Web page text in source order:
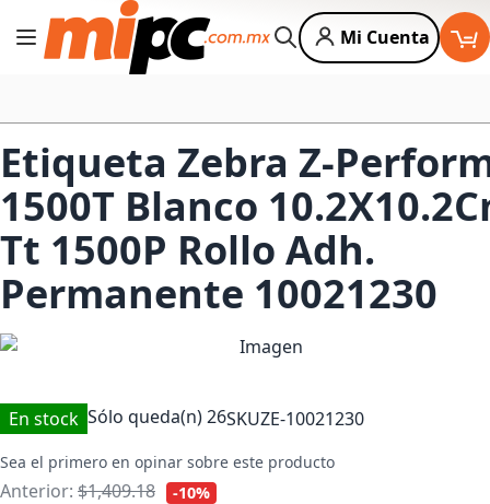
Cambiar Nav
Buscar
Mi Cuenta
Etiqueta Zebra Z-
1500T Blanco
Tt 1500P Rollo Adh.
Permanente 10021230
En stock Sólo queda(n)26SKUZE-10021230
Sea el primero en opinar sobre este producto
Anterior: $1,409.18 -10%